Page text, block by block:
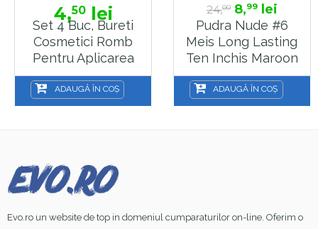
4,50lei
Set 4 Buc, Bureti
Cosmetici Romb
Pentru Aplicarea
Pudrei Si A
Iluminatorului MU8
ADAUGĂ ÎN COȘ
24,00 8,99lei
Pudra Nude #6
Meis Long Lasting
Ten Inchis Maroon
ADAUGĂ ÎN COȘ
Evo.ro un website de top in domeniul cumparaturilor on-line. Oferim o